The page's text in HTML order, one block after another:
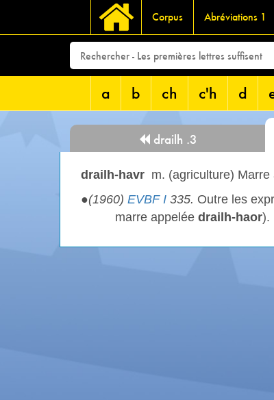
Corpus Abréviations 1
a b ch c'h d
drailh .3
drailh-havr m. (agriculture) Marre
●(1960) EVBF I 335. Outre les
marre appelée drailh-haor).